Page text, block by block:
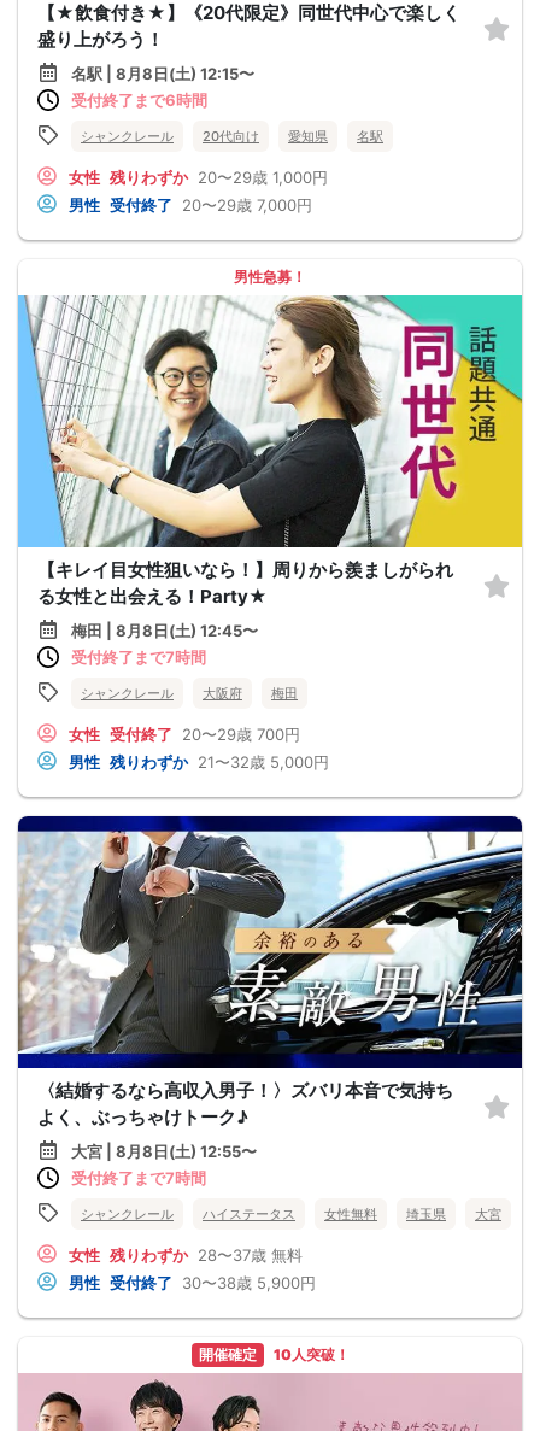
【★飲食付き★】《20代限定》同世代中心で楽しく
盛り上がろう！
名駅 | 8月8日(土) 12:15〜
受付終了まで6時間
シャンクレール 20代向け 愛知県 名駅
女性 残りわずか 20〜29歳 1,000円
男性 受付終了 20〜29歳 7,000円
男性急募！
【キレイ目女性狙いなら！】周りから羨ましがられ
る女性と出会える！Party★
梅田 | 8月8日(土) 12:45〜
受付終了まで7時間
シャンクレール 大阪府 梅田
女性 受付終了 20〜29歳 700円
男性 残りわずか 21〜32歳 5,000円
〈結婚するなら高収入男子！〉ズバリ本音で気持ち
よく、ぶっちゃけトーク♪
大宮 | 8月8日(土) 12:55〜
受付終了まで7時間
シャンクレール ハイステータス 女性無料 埼玉県 大宮
女性 残りわずか 28〜37歳 無料
男性 受付終了 30〜38歳 5,900円
開催確定 10人突破！